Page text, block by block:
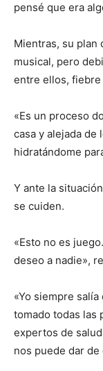
pensé que era
Mientras, su plan
musical, pero
entre ellos, fiebre
«Es un proceso
casa y alejada de
hidratándome
Y ante la
se cuiden.
«Esto no es
deseo a nadie»,
«Yo siempre
tomado todas las
expertos de
nos puede dar